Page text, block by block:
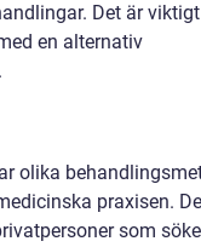
Det är
en alternativ
olika
praxisen.
som